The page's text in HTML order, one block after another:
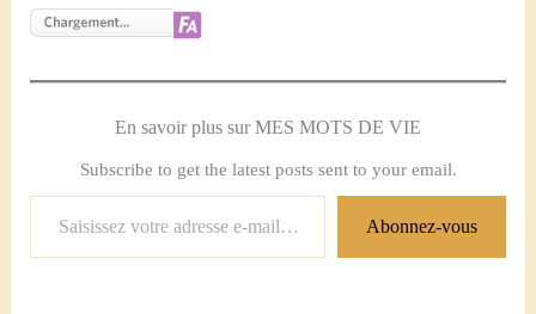
En savoir plus sur MES MOTS DE VIE
Subscribe to get the latest posts sent to your email.
votre
adresse
Abonnez-vous